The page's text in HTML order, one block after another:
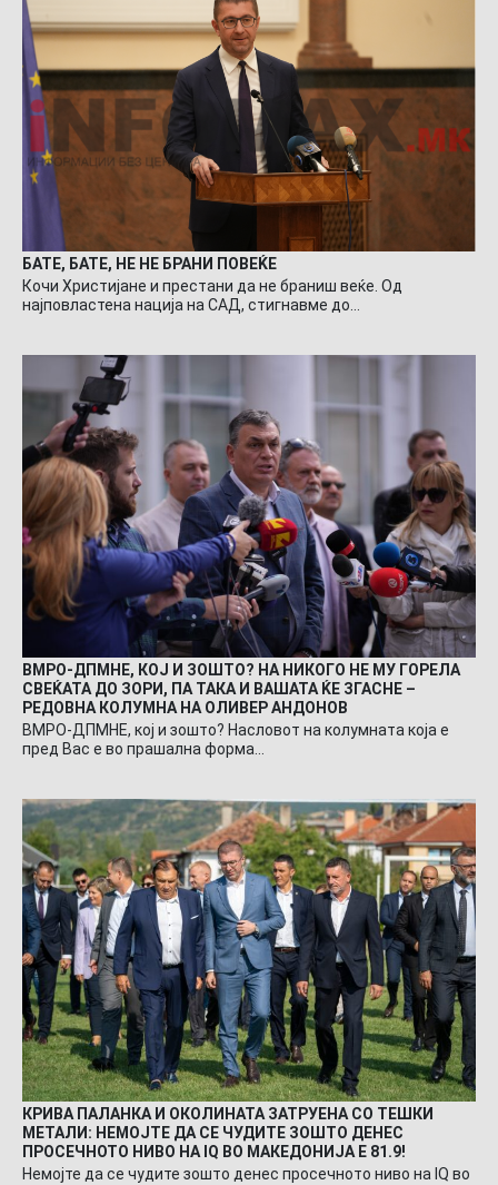
БАТЕ, БАТЕ, НЕ НЕ БРАНИ ПОВЕЌЕ
Кочи Христијане и престани да не браниш веќе. Од
најповластена нација на САД, стигнавме до…
ВМРО-ДПМНЕ, КОЈ И ЗОШТО? НА НИКОГО НЕ МУ ГОРЕЛА
СВЕЌАТА ДО ЗОРИ, ПА ТАКА И ВАШАТА ЌЕ ЗГАСНЕ –
РЕДОВНА КОЛУМНА НА ОЛИВЕР АНДОНОВ
ВМРО-ДПМНЕ, кој и зошто? Насловот на колумната која е
пред Вас е во прашална форма…
КРИВА ПАЛАНКА И ОКОЛИНАТА ЗАТРУЕНА СО ТЕШКИ
МЕТАЛИ: НЕМОЈТЕ ДА СЕ ЧУДИТЕ ЗОШТО ДЕНЕС
ПРОСЕЧНОТО НИВО НА IQ ВО МАКЕДОНИЈА Е 81.9!
Немојте да се чудите зошто денес просечното ниво на IQ во